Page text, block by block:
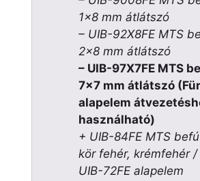
1×8 mm átlátszó
– UIB-92X8FE MTS
2×8 mm átlátszó
– UIB-97X7FE MTS
7×7 mm átlátszó
alapelem
használható)
+ UIB-84FE MTS
kör fehér, krémfehér
UIB-72FE alapelem